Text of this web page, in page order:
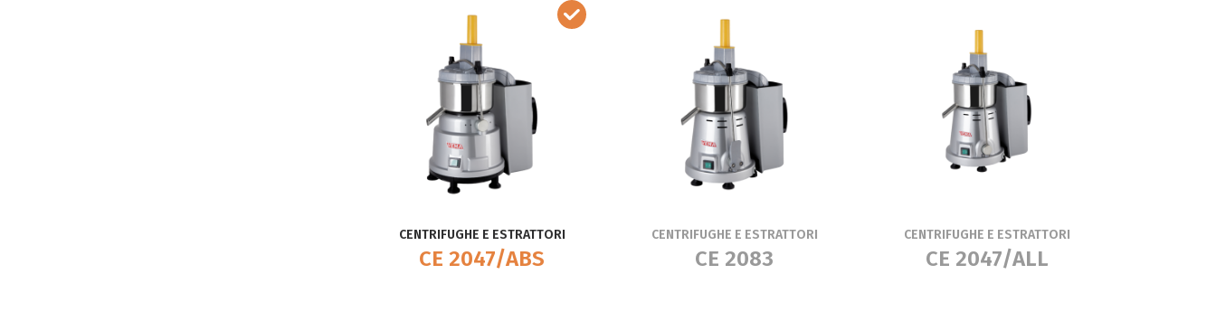
CENTRIFUGHE E ESTRATTORI
CE 2047/ABS
CENTRIFUGHE E ESTRATTORI
CE 2083
CENTRIFUGHE E ESTRATTORI
CE 2047/ALL